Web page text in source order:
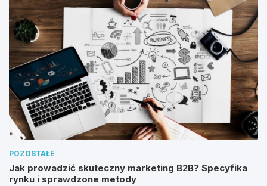
POZOSTAŁE
Jak prowadzić skuteczny marketing B2B? Specyfika
rynku i sprawdzone metody